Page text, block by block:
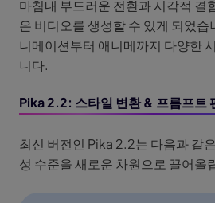
마침내 부드러운 전환과 시각적 결
은 비디오를 생성할 수 있게 되었습
니메이션부터 애니메까지 다양한
니다.
Pika 2.2: 스타일 변환 & 프롬프트
최신 버전인 Pika 2.2는 다음과 같
성 수준을 새로운 차원으로 끌어올